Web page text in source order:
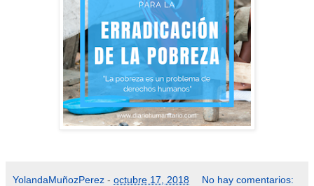
YolandaMuñozPerez - octubre 17, 2018 No hay comentarios: